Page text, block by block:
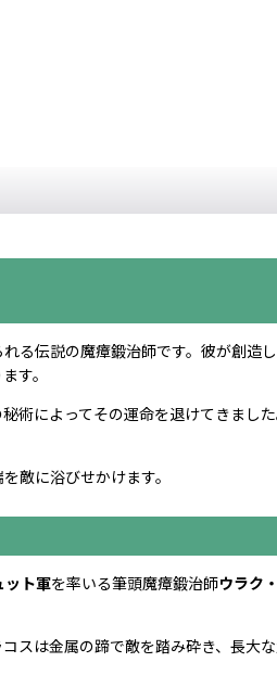
る伝説の魔瘴鍛治師です。彼が創造
す。
術によってその運命を退けてきまし
敵に浴びせかけます。
ット軍を率いる筆頭魔瘴鍛治師ウラク
は金属の蹄で敵を踏み砕き、長大な